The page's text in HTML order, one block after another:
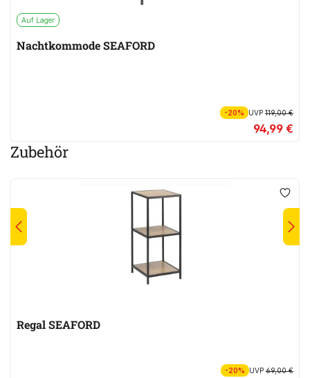
Auf Lager
Nachtkommode SEAFORD
-20% UVP119,00 €
94,99 €
Zubehör
Regal SEAFORD
-20% UVP69,00 €